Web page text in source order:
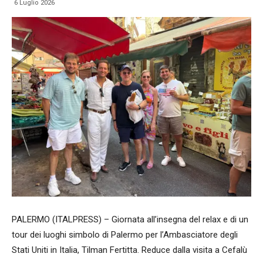
6 Luglio 2026
PALERMO (ITALPRESS) – Giornata all’insegna del relax e di un
tour dei luoghi simbolo di Palermo per l’Ambasciatore degli
Stati Uniti in Italia, Tilman Fertitta. Reduce dalla visita a Cefalù